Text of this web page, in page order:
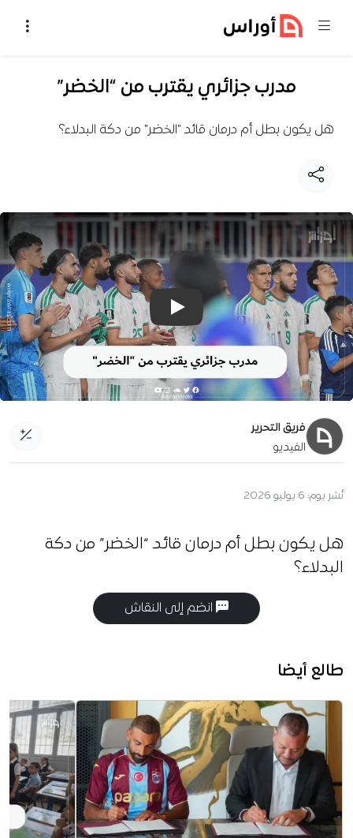
مدرب جزائري يقترب من “الخضر”
هل يكون بطل أم درمان قائد "الخضر" من دكة البدلاء؟
تشغيل فيديو: مدرب جزائري يقترب
فريق التحرير
الفيديو
نُشر يوم: 6 يوليو 2026
هل يكون بطل أم درمان قائد “الخضر” من دكة
البدلاء؟
انضم إلى النقاش
طالع أيضا